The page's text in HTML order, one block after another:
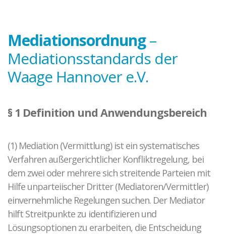
Fallspektrum TOA
Ergebnisse
Fallbeispiele
O-Töne TOA
Gewalt in Beziehungen
Fallbeispiel
Elternkonflikte
Ablauf der Beratung / Vermittlung
Hintergrund
Fallbeispiele
Mediationsordnung–
Mediationsstandards der
Waage Hannover e.V.
§ 1 Definition und Anwendungsbereich
(1) Mediation (Vermittlung) ist ein systematisches
Verfahren außergerichtlicher Konfliktregelung, bei
dem zwei oder mehrere sich streitende Parteien mit
Hilfe unparteiischer Dritter (Mediatoren/Vermittler)
einvernehmliche Regelungen suchen. Der Mediator
hilft Streitpunkte zu identifizieren und
Lösungsoptionen zu erarbeiten, die Entscheidung